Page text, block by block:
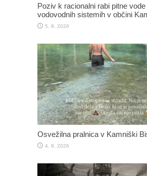
Poziv k racionalni rabi pitne
vodovodnih sistemih v občini
5. 8. 2026
Osvežilna pralnica v Kamniški
4. 8. 2026